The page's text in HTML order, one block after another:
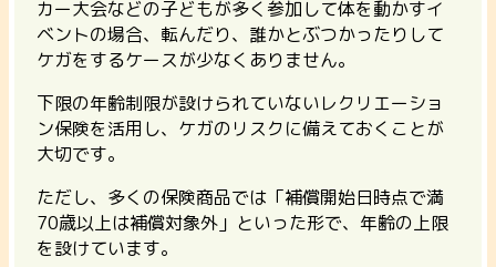
カー大会などの子どもが多く参加して体を動かすイ
ベントの場合、転んだり、誰かとぶつかったりして
ケガをするケースが少なくありません。
下限の年齢制限が設けられていないレクリエーショ
ン保険を活用し、ケガのリスクに備えておくことが
大切です。
ただし、多くの保険商品では「補償開始日時点で満
70歳以上は補償対象外 」といった形で、年齢の上限
を設けています。